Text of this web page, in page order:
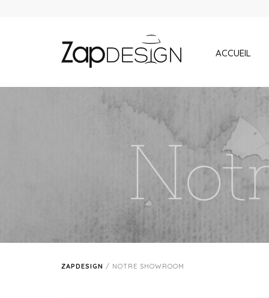
ACCUEIL
ZAPDESIGN / NOTRE SHOWROOM